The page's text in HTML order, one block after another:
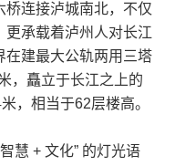
桥连接泸城南北，不仅
更承载着泸州人对长江
在建最大公轨两用三塔
，矗立于长江之上的
，相当于62层楼高。
慧 + 文化” 的灯光语